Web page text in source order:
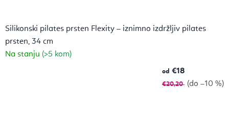
Silikonski pilates prsten Flexity – iznimno izdržljiv pilates
prsten, 34 cm
Na stanju (>5 kom)
od €18
€20,20 (do –10 %)